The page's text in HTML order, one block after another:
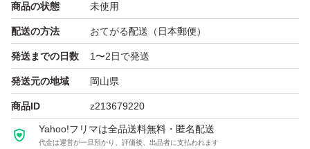
商品の状態 未使用
配送の方法 おてがる配送（日本郵便）
発送までの日数 1〜2日で発送
発送元の地域 岡山県
商品ID z213679220
Yahoo!フリマは全品送料無料・匿名配送
代金は運営が一旦預かり、評価後、出品者に支払われます